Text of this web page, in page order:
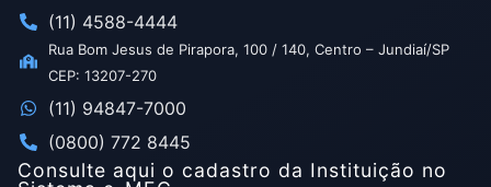
(11) 4588-4444
Rua Bom Jesus de Pirapora, 100 / 140, Centro – Jundiaí/SP
CEP: 13207-270
(11) 94847-7000
(0800) 772 8445
Consulte aqui o cadastro da Instituição no